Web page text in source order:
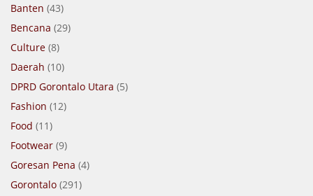
Banten (43)
Bencana (29)
Culture (8)
Daerah (10)
DPRD Gorontalo Utara (5)
Fashion (12)
Food (11)
Footwear (9)
Goresan Pena (4)
Gorontalo (291)